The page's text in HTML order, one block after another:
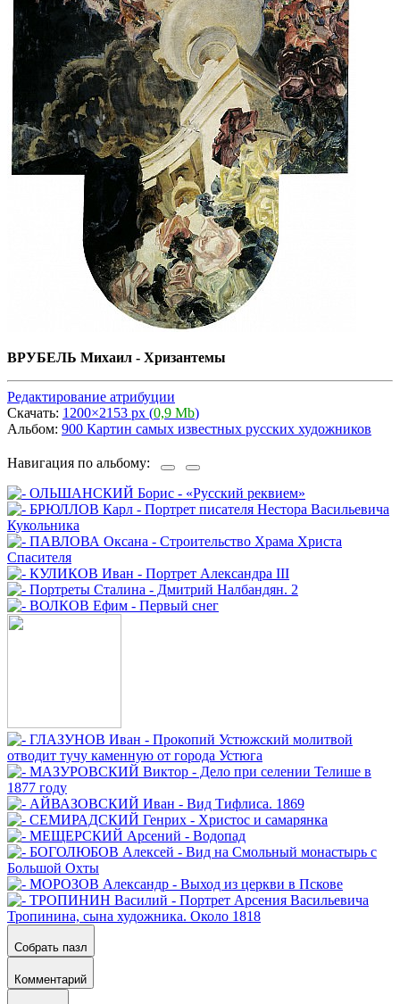
ВРУБЕЛЬ Михаил - Хризантемы
Редактирование атрибуции
Скачать: 1200×2153 px (0,9 Mb)
Альбом: 900 Картин самых известных русских художников
Навигация по альбому:
Собрать пазл
Комментарий